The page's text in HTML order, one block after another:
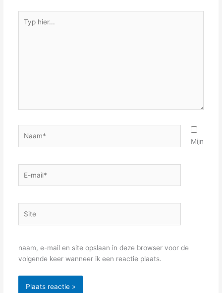
hier...
mail*
Mijn
naam, e-mail en site opslaan in deze browser voor de
volgende keer wanneer ik een reactie plaats.